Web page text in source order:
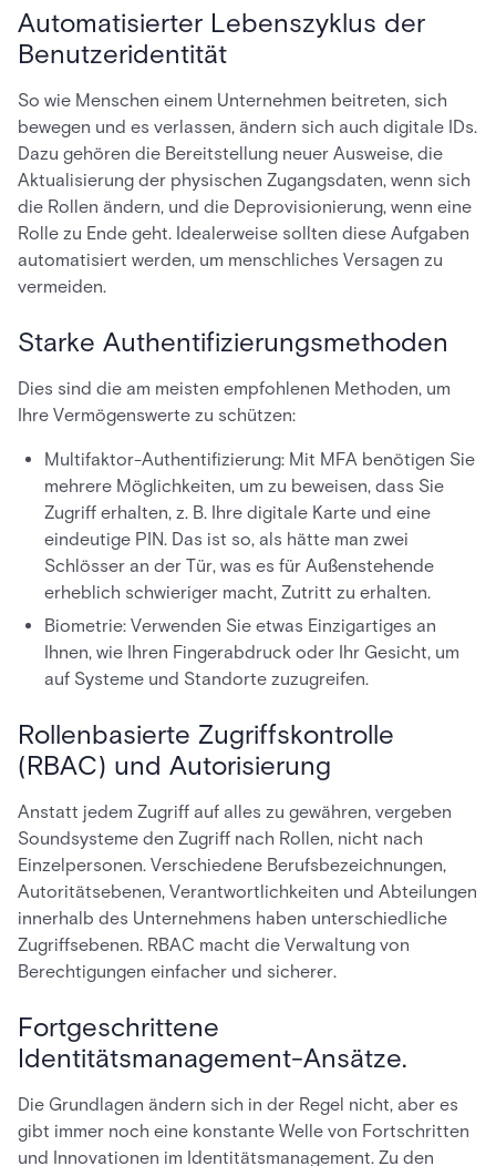
Automatisierter Lebenszyklus der
Benutzeridentität
So wie Menschen einem Unternehmen beitreten, sich
bewegen und es verlassen, ändern sich auch digitale IDs.
Dazu gehören die Bereitstellung neuer Ausweise, die
Aktualisierung der physischen Zugangsdaten, wenn sich
die Rollen ändern, und die Deprovisionierung, wenn eine
Rolle zu Ende geht. Idealerweise sollten diese Aufgaben
automatisiert werden, um menschliches Versagen zu
vermeiden.
Starke Authentifizierungsmethoden
Dies sind die am meisten empfohlenen Methoden, um
Ihre Vermögenswerte zu schützen:
Multifaktor-Authentifizierung: Mit MFA benötigen Sie
mehrere Möglichkeiten, um zu beweisen, dass Sie
Zugriff erhalten, z. B. Ihre digitale Karte und eine
eindeutige PIN. Das ist so, als hätte man zwei
Schlösser an der Tür, was es für Außenstehende
erheblich schwieriger macht, Zutritt zu erhalten.
Biometrie: Verwenden Sie etwas Einzigartiges an
Ihnen, wie Ihren Fingerabdruck oder Ihr Gesicht, um
auf Systeme und Standorte zuzugreifen.
Rollenbasierte Zugriffskontrolle
(RBAC) und Autorisierung
Anstatt jedem Zugriff auf alles zu gewähren, vergeben
Soundsysteme den Zugriff nach Rollen, nicht nach
Einzelpersonen. Verschiedene Berufsbezeichnungen,
Autoritätsebenen, Verantwortlichkeiten und Abteilungen
innerhalb des Unternehmens haben unterschiedliche
Zugriffsebenen. RBAC macht die Verwaltung von
Berechtigungen einfacher und sicherer.
Fortgeschrittene
Identitätsmanagement-Ansätze.
Die Grundlagen ändern sich in der Regel nicht, aber es
gibt immer noch eine konstante Welle von Fortschritten
und Innovationen im Identitätsmanagement. Zu den